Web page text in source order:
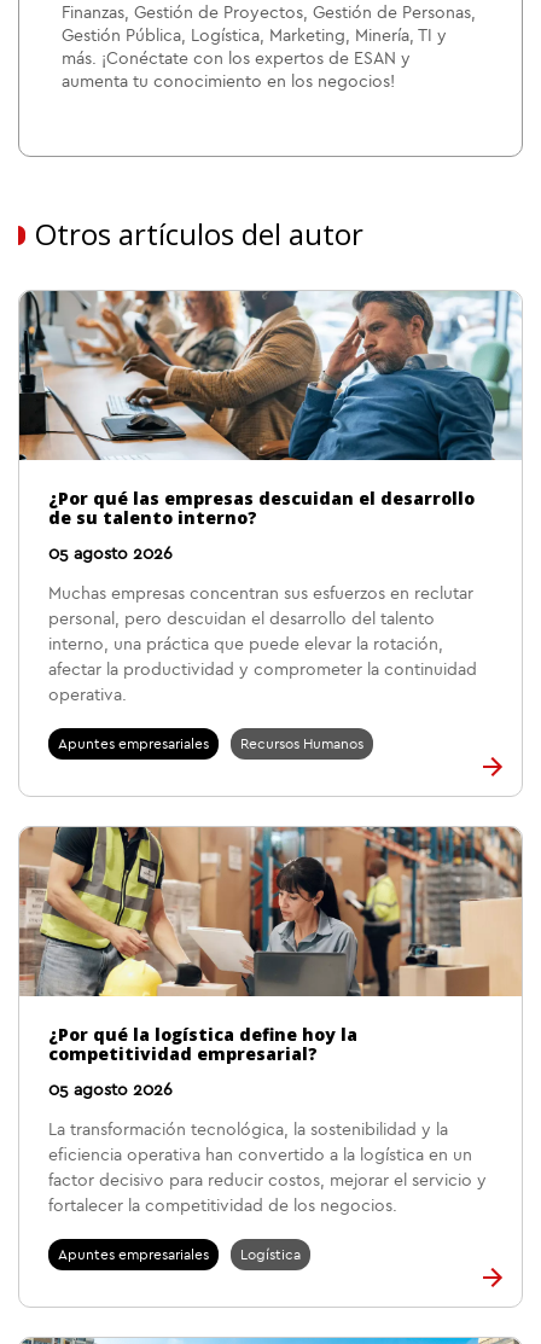
Finanzas, Gestión de Proyectos, Gestión de Personas,
Gestión Pública, Logística, Marketing, Minería, TI y
más. ¡Conéctate con los expertos de ESAN y
aumenta tu conocimiento en los negocios!
Otros artículos del autor
¿Por qué las empresas descuidan el desarrollo
de su talento interno?
05 agosto 2026
Muchas empresas concentran sus esfuerzos en reclutar
personal, pero descuidan el desarrollo del talento
interno, una práctica que puede elevar la rotación,
afectar la productividad y comprometer la continuidad
operativa.
Apuntes empresariales Recursos Humanos
¿Por qué la logística define hoy la
competitividad empresarial?
05 agosto 2026
La transformación tecnológica, la sostenibilidad y la
eficiencia operativa han convertido a la logística en un
factor decisivo para reducir costos, mejorar el servicio y
fortalecer la competitividad de los negocios.
Apuntes empresariales Logística